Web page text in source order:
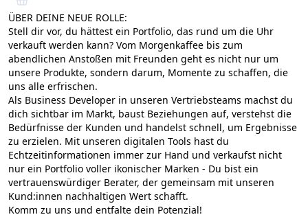
ÜBER DEINE NEUE ROLLE:
Stell dir vor, du hättest ein Portfolio, das rund um die Uhr
verkauft werden kann? Vom Morgenkaffee bis zum
abendlichen Anstoßen mit Freunden geht es nicht nur um
unsere Produkte, sondern darum, Momente zu schaffen, die
uns alle erfrischen.
Als Business Developer in unseren Vertriebsteams machst du
dich sichtbar im Markt, baust Beziehungen auf, verstehst die
Bedürfnisse der Kunden und handelst schnell, um Ergebnisse
zu erzielen. Mit unseren digitalen Tools hast du
Echtzeitinformationen immer zur Hand und verkaufst nicht
nur ein Portfolio voller ikonischer Marken - Du bist ein
vertrauenswürdiger Berater, der gemeinsam mit unseren
Kund:innen nachhaltigen Wert schafft.
Komm zu uns und entfalte dein Potenzial!